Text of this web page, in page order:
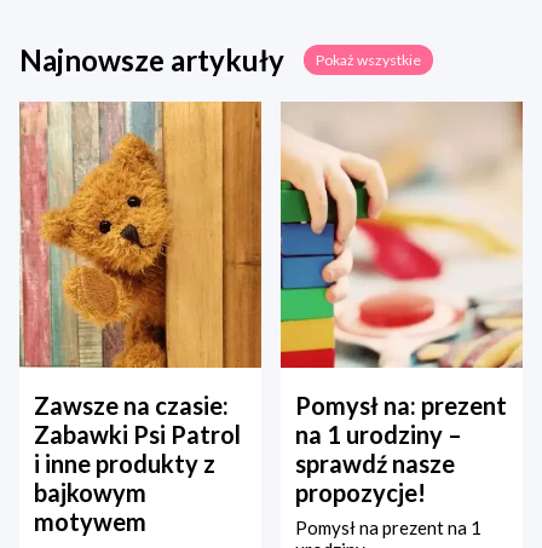
Najnowsze artykuły Pokaż wszystkie
Zawsze na czasie:
Zabawki Psi Patrol
i inne produkty z
bajkowym
motywem
Pomysł na: prezent
na 1 urodziny –
sprawdź nasze
propozycje!
Pomysł na prezent na 1